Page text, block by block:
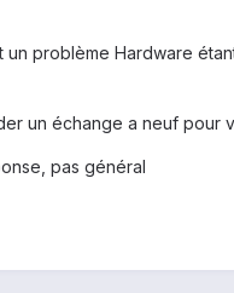
problème Hardware
un échange a neuf pour
pas général